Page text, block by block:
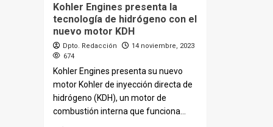
Kohler Engines presenta la
tecnología de hidrógeno con el
nuevo motor KDH
Dpto. Redacción
14 noviembre, 2023
674
Kohler Engines presenta su nuevo
motor Kohler de inyección directa de
hidrógeno (KDH), un motor de
combustión interna que funciona...